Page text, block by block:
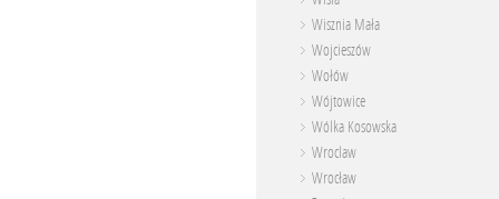
Wisznia Mała
Wojcieszów
Wołów
Wójtowice
Wólka Kosowska
Wroclaw
Wrocław